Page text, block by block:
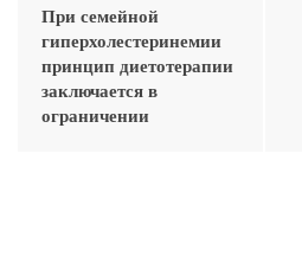
При семейной
гиперхолестеринемии
принцип диетотерапии
заключается в
ограничении